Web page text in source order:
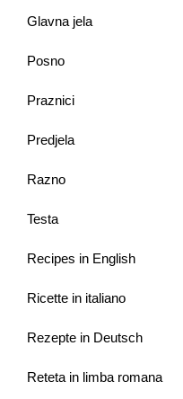
Glavna jela
Posno
Praznici
Predjela
Razno
Testa
Recipes in English
Ricette in italiano
Rezepte in Deutsch
Reteta in limba romana